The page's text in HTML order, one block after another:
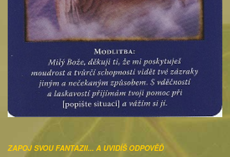
ZAPOJ SVOU FANTAZII... A UVIDÍŠ ODPOVĚĎ